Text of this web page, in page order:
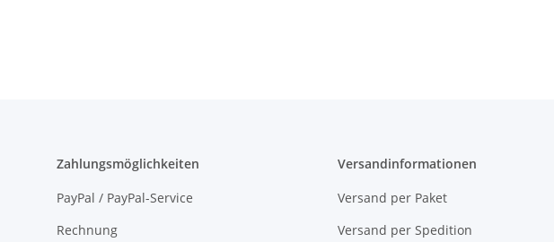
Zahlungsmöglichkeiten
PayPal / PayPal-Service
Rechnung
Versandinformationen
Versand per Paket
Versand per Spedition